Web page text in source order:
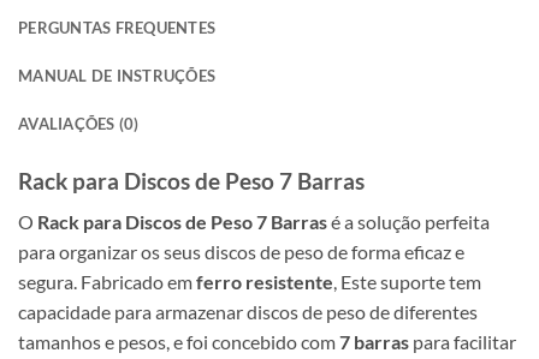
PERGUNTAS FREQUENTES
MANUAL DE INSTRUÇÕES
AVALIAÇÕES (0)
Rack para Discos de Peso 7 Barras
O Rack para Discos de Peso 7 Barrasé a solução perfeita
para organizar os seus discos de peso de forma eficaz e
segura. Fabricado emferro resistente, Este suporte tem
capacidade para armazenar discos de peso de diferentes
tamanhos e pesos, e foi concebido com7 barras para facilitar